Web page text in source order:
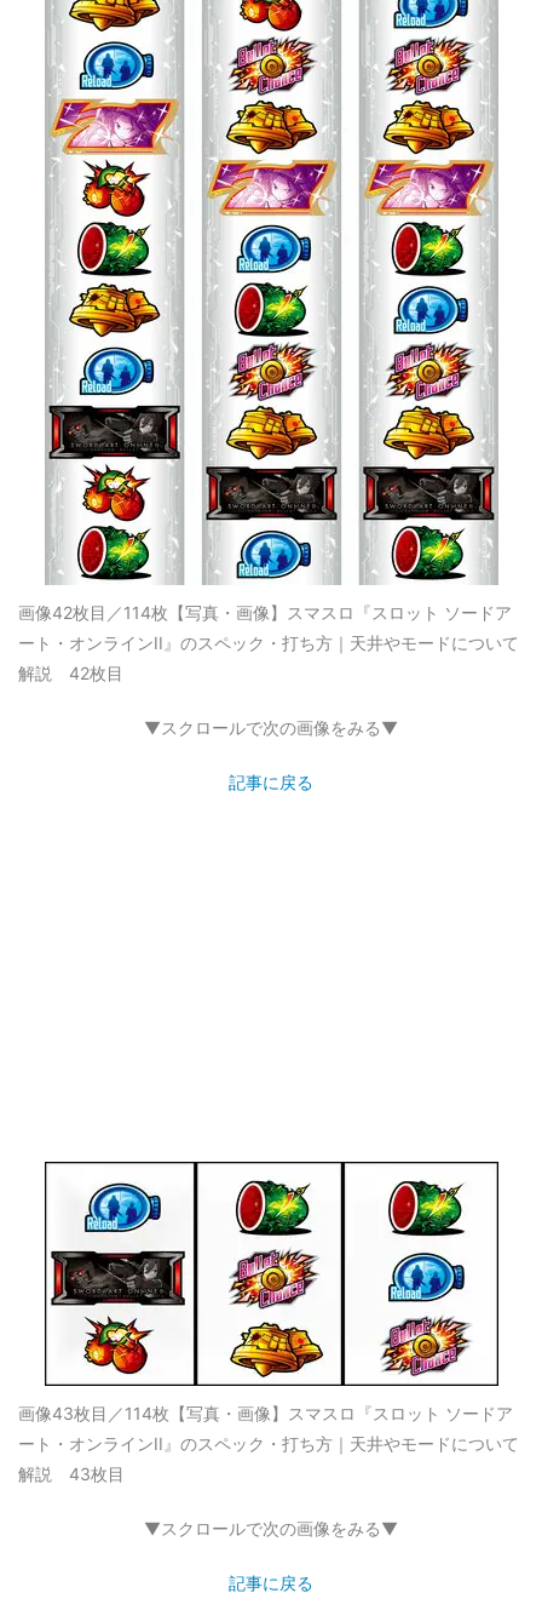
画像42枚目／114枚 【写真・画像】スマスロ『スロット ソードア
ート・オンラインII』のスペック・打ち方｜天井やモードについて
解説 42枚目
▼スクロールで次の画像をみる▼
記事に戻る
画像43枚目／114枚 【写真・画像】スマスロ『スロット ソードア
ート・オンラインII』のスペック・打ち方｜天井やモードについて
解説 43枚目
▼スクロールで次の画像をみる▼
記事に戻る